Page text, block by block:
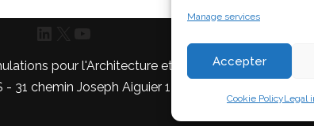
Manage services
Accepter
Cookie PolicyLegal
pour l'Architecture et le Patrimoine
31 chemin Joseph Aiguier 13009 Marseille